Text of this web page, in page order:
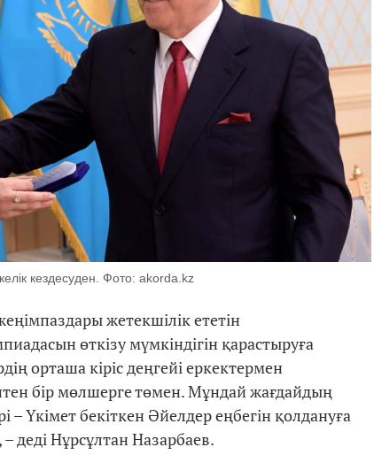
кездесуден. Фото: akorda.kz
жетекшілік ететін
өткізу мүмкіндігін қарастыруға
орташа кіріс деңгейі еркектермен
бір мөлшерге төмен. Мұндай жағдайдың
– Үкімет бекіткен Әйелдер еңбегін қолдануға
деді Нұрсұлтан Назарбаев.